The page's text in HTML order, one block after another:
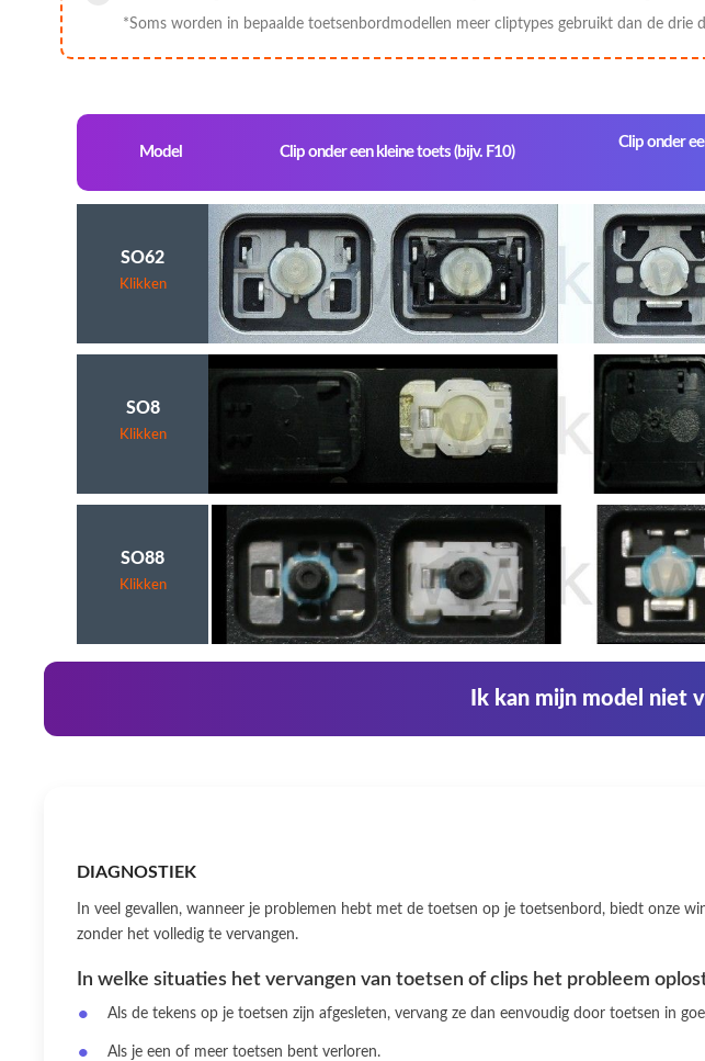
*Soms worden in bepaalde toetsenbordmodellen meer cliptypes gebruikt dan de
Model Clip onder een kleine toets (bijv. F10)
Clip onder
SO62
Klikken
SO8
Klikken
SO88
Klikken
Ik kan mijn model niet
DIAGNOSTIEK
In veel gevallen, wanneer je problemen hebt met de toetsen op je toetsenbord, biedt onze
zonder het volledig te vervangen.
In welke situaties het vervangen van toetsen of clips het probleem
Als de tekens op je toetsen zijn afgesleten, vervang ze dan eenvoudig door toetsen in
Als je een of meer toetsen bent verloren.